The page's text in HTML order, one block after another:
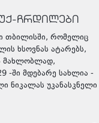
ჩრდილები
თბილისში, რომელიც
ხსოვნას ატარებს,
მახლობლად,
-ში მდებარე სახლია -
ნიკალას უკანასკნელი